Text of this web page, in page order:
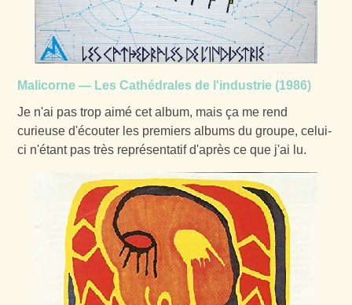
Malicorne — Les Cathédrales de l'industrie (1986)
Je n'ai pas trop aimé cet album, mais ça me rend
curieuse d'écouter les premiers albums du groupe, celui-
ci n'étant pas très représentatif d'après ce que j'ai lu.